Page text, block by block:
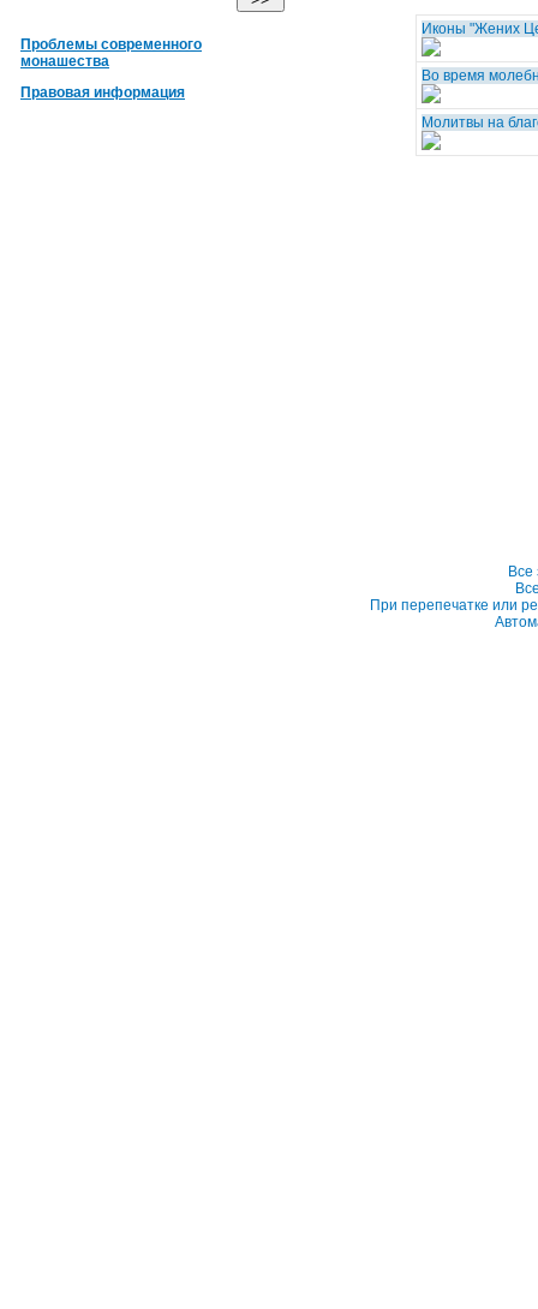
Проблемы современного
монашества
Правовая информация
Иконы "Жених
Во время
Молитвы на
При перепечатке или